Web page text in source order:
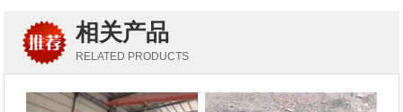
相关产品
RELATED PRODUCTS